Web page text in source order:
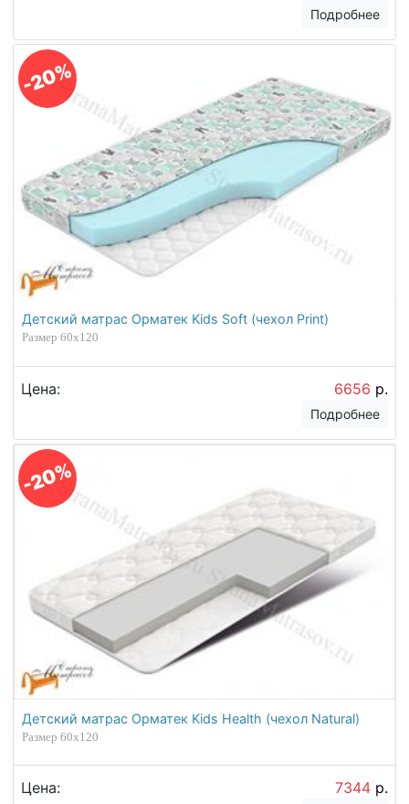
Подробнее
-20%
Детский матрас Орматек Kids Soft (чехол Print)
Размер 60х120
Цена: 6656 р.
Подробнее
-20%
Детский матрас Орматек Kids Health (чехол Natural)
Размер 60х120
Цена: 7344 р.